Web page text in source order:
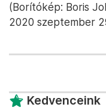
(Borítókép: Boris
2020 szeptember
Kedvenceink